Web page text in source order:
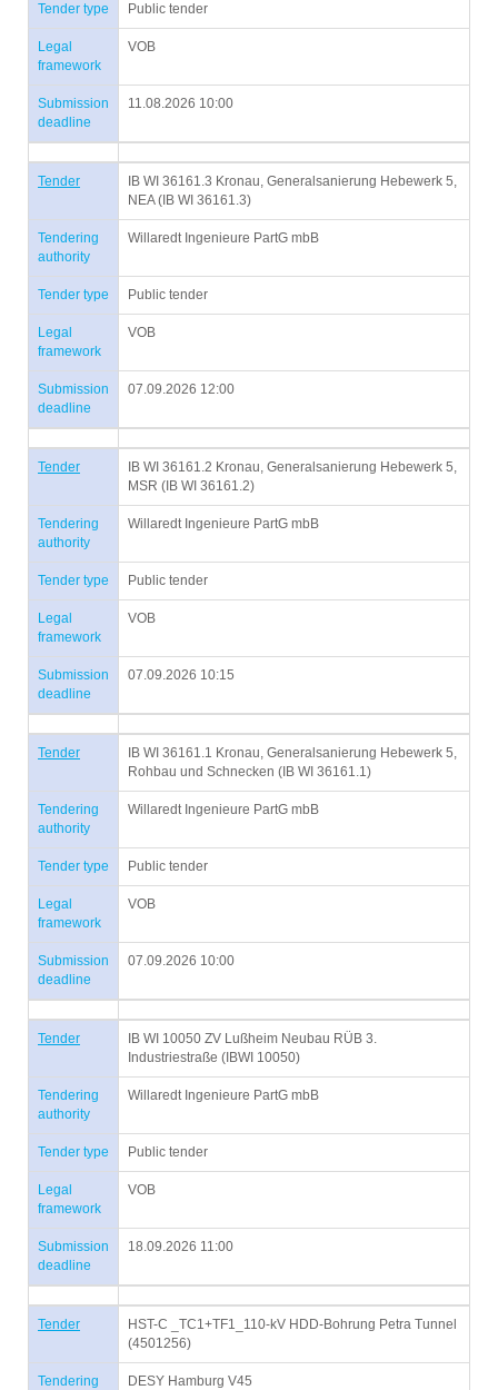
Tender type Public tender
Legal
framework
VOB
Submission
deadline
11.08.2026 10:00
Tender
IB WI 36161.3 Kronau, Generalsanierung Hebewerk 5,
NEA (IB WI 36161.3)
Tendering
authority
Willaredt Ingenieure PartG mbB
Tender type Public tender
Legal
framework
VOB
Submission
deadline
07.09.2026 12:00
Tender
IB WI 36161.2 Kronau, Generalsanierung Hebewerk 5,
MSR (IB WI 36161.2)
Tendering
authority
Willaredt Ingenieure PartG mbB
Tender type Public tender
Legal
framework
VOB
Submission
deadline
07.09.2026 10:15
Tender
IB WI 36161.1 Kronau, Generalsanierung Hebewerk 5,
Rohbau und Schnecken (IB WI 36161.1)
Tendering
authority
Willaredt Ingenieure PartG mbB
Tender type Public tender
Legal
framework
VOB
Submission
deadline
07.09.2026 10:00
Tender
IB WI 10050 ZV Lußheim Neubau RÜB 3.
Industriestraße (IBWI 10050)
Tendering
authority
Willaredt Ingenieure PartG mbB
Tender type Public tender
Legal
framework
VOB
Submission
deadline
18.09.2026 11:00
Tender
HST-C _TC1+TF1_110-kV HDD-Bohrung Petra Tunnel
(4501256)
Tendering
DESY Hamburg V45